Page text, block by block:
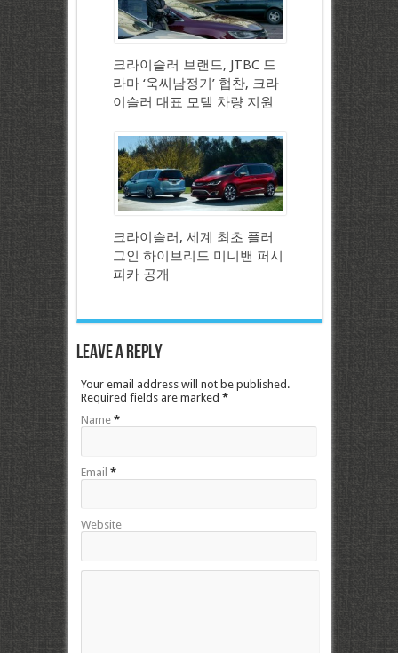
크라이슬러 브랜드, JTBC 드
라마 ‘욱씨남정기’ 협찬, 크라
이슬러 대표 모델 차량 지원
크라이슬러, 세계 최초 플러
그인 하이브리드 미니밴 퍼시
피카 공개
Leave a Reply
Your email address will not be published.
Required fields are marked *
Name *
Email *
Website